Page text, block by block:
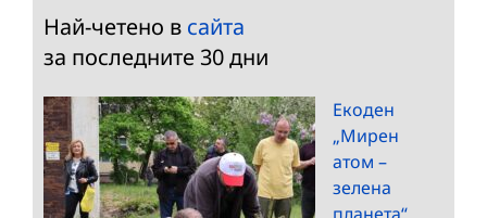
Най-четено в сайта
за последните 30 дни
Екоден
„Мирен
атом –
зелена
планета“